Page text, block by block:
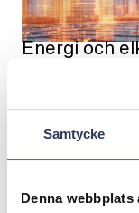
Samtycke
Denna webbplats
Energi och